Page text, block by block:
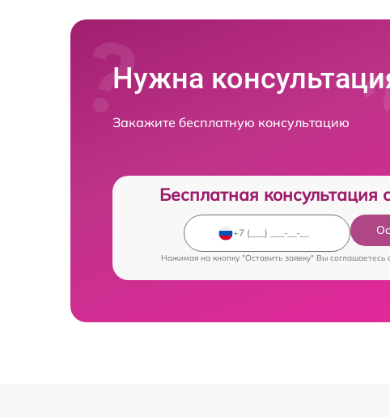
Нужна
Закажите бесплатную консультацию
Бесплатная консультация
Нажимая на кнопку "Оставить заявку" Вы соглашаетесь